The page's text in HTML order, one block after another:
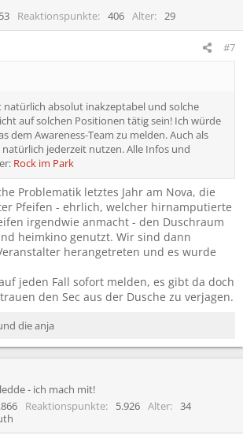
Reaktionspunkte 406 Alter 29
#7
natürlich absolut inakzeptabel und solche
auf solchen Positionen tätig sein! Ich würde
dem Awareness-Team zu melden. Auch als
jederzeit nutzen. Alle Infos und
Rock im Park
Problematik letztes Jahr am Nova, die
Pfeifen - ehrlich, welcher hirnamputierte
irgendwie anmacht - den Duschraum
heimkino genutzt. Wir sind dann
herangetreten und es wurde
jeden Fall sofort melden, es gibt da doch
den Sec aus der Dusche zu verjagen.
die anja
- ich mach mit!
Reaktionspunkte 5.926 Alter
34